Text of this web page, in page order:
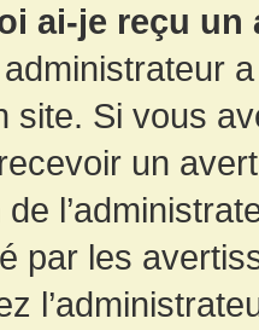
ai-je reçu un
site. Si vous
un
par les